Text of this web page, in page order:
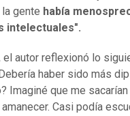
gente había
intelectuales".
el autor reflexionó lo
haber sido más
Imaginé que me
Casi podía